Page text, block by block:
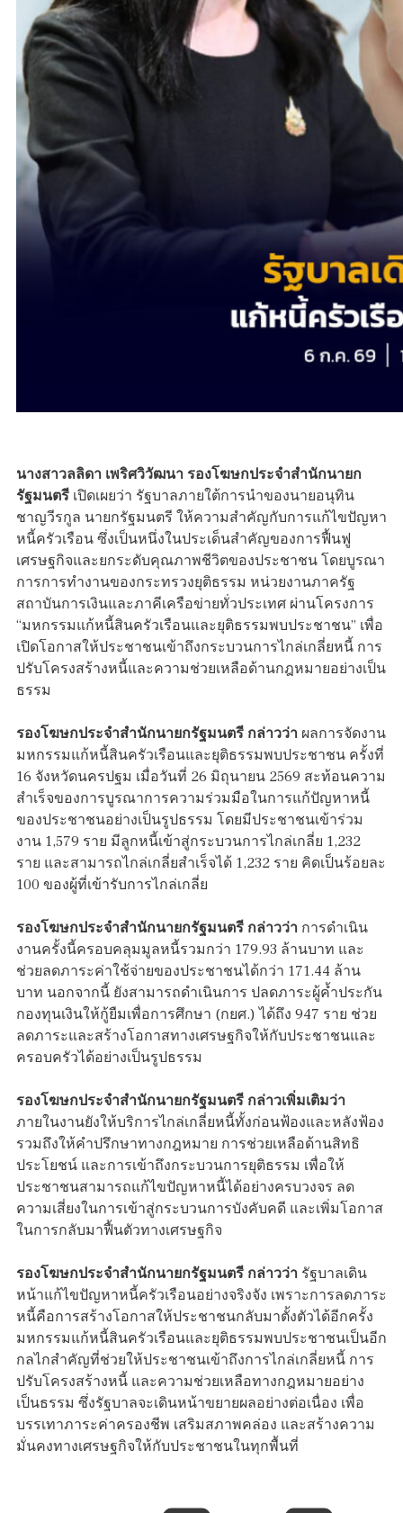
นางสาวลลิดา เพริศวิวัฒนา รองโฆษกประจำสำนักนายก
รัฐมนตรี เปิดเผยว่า รัฐบาลภายใต้การนำของนายอนุทิน
ชาญวีรกูล นายกรัฐมนตรี ให้ความสำคัญกับการแก้ไขปัญหา
หนี้ครัวเรือน ซึ่งเป็นหนึ่งในประเด็นสำคัญของการฟื้นฟู
เศรษฐกิจและยกระดับคุณภาพชีวิตของประชาชน โดยบูรณา
การการทำงานของกระทรวงยุติธรรม หน่วยงานภาครัฐ
สถาบันการเงินและภาคีเครือข่ายทั่วประเทศ ผ่านโครงการ
“มหกรรมแก้หนี้สินครัวเรือนและยุติธรรมพบประชาชน” เพื่อ
เปิดโอกาสให้ประชาชนเข้าถึงกระบวนการไกล่เกลี่ยหนี้ การ
ปรับโครงสร้างหนี้และความช่วยเหลือด้านกฎหมายอย่างเป็น
ธรรม
รองโฆษกประจำสำนักนายกรัฐมนตรี กล่าวว่า ผลการจัดงาน
มหกรรมแก้หนี้สินครัวเรือนและยุติธรรมพบประชาชน ครั้งที่
16 จังหวัดนครปฐม เมื่อวันที่ 26 มิถุนายน 2569 สะท้อนความ
สำเร็จของการบูรณาการความร่วมมือในการแก้ปัญหาหนี้
ของประชาชนอย่างเป็นรูปธรรม โดยมีประชาชนเข้าร่วม
งาน 1,579 ราย มีลูกหนี้เข้าสู่กระบวนการไกล่เกลี่ย 1,232
ราย และสามารถไกล่เกลี่ยสำเร็จได้ 1,232 ราย คิดเป็นร้อยละ
100 ของผู้ที่เข้ารับการไกล่เกลี่ย
รองโฆษกประจำสำนักนายกรัฐมนตรี กล่าวว่า การดำเนิน
งานครั้งนี้ครอบคลุมมูลหนี้รวมกว่า 179.93 ล้านบาท และ
ช่วยลดภาระค่าใช้จ่ายของประชาชนได้กว่า 171.44 ล้าน
บาท นอกจากนี้ ยังสามารถดำเนินการ ปลดภาระผู้ค้ำประกัน
กองทุนเงินให้กู้ยืมเพื่อการศึกษา (กยศ.) ได้ถึง 947 ราย ช่วย
ลดภาระและสร้างโอกาสทางเศรษฐกิจให้กับประชาชนและ
ครอบครัวได้อย่างเป็นรูปธรรม
รองโฆษกประจำสำนักนายกรัฐมนตรี กล่าวเพิ่มเติมว่า
ภายในงานยังให้บริการไกล่เกลี่ยหนี้ทั้งก่อนฟ้องและหลังฟ้อง
รวมถึงให้คำปรึกษาทางกฎหมาย การช่วยเหลือด้านสิทธิ
ประโยชน์ และการเข้าถึงกระบวนการยุติธรรม เพื่อให้
ประชาชนสามารถแก้ไขปัญหาหนี้ได้อย่างครบวงจร ลด
ความเสี่ยงในการเข้าสู่กระบวนการบังคับคดี และเพิ่มโอกาส
ในการกลับมาฟื้นตัวทางเศรษฐกิจ
รองโฆษกประจำสำนักนายกรัฐมนตรี กล่าวว่า รัฐบาลเดิน
หน้าแก้ไขปัญหาหนี้ครัวเรือนอย่างจริงจัง เพราะการลดภาระ
หนี้คือการสร้างโอกาสให้ประชาชนกลับมาตั้งตัวได้อีกครั้ง
มหกรรมแก้หนี้สินครัวเรือนและยุติธรรมพบประชาชนเป็นอีก
กลไกสำคัญที่ช่วยให้ประชาชนเข้าถึงการไกล่เกลี่ยหนี้ การ
ปรับโครงสร้างหนี้ และความช่วยเหลือทางกฎหมายอย่าง
เป็นธรรม ซึ่งรัฐบาลจะเดินหน้าขยายผลอย่างต่อเนื่อง เพื่อ
บรรเทาภาระค่าครองชีพ เสริมสภาพคล่อง และสร้างความ
มั่นคงทางเศรษฐกิจให้กับประชาชนในทุกพื้นที่